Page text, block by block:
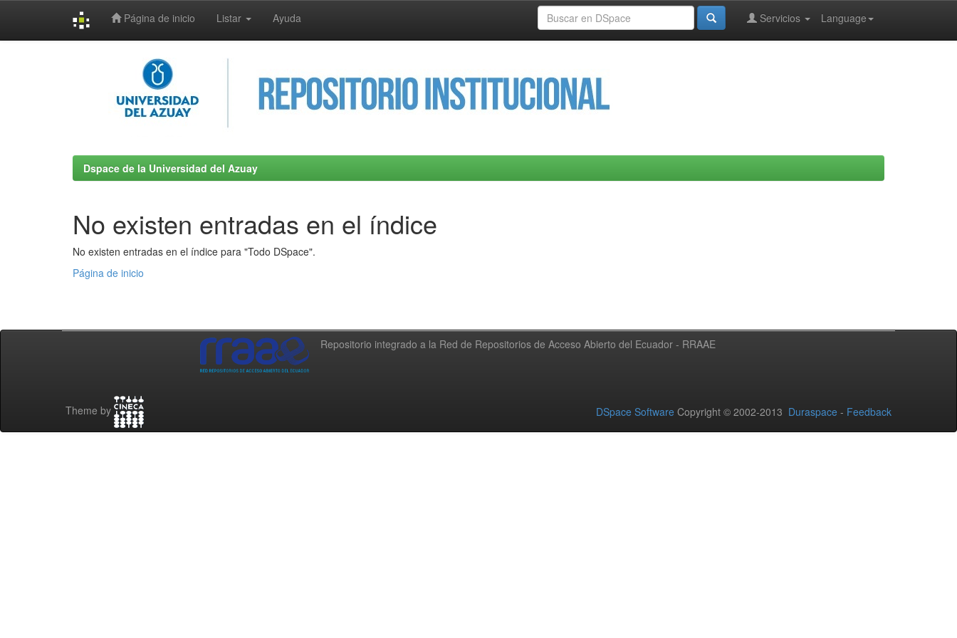
Página de inicio Listar Ayuda Language
Servicios
Dspace de la Universidad del Azuay
No existen entradas en el índice
No existen entradas en el índice para "Todo DSpace".
Página de inicio
Repositorio integrado a la Red de Repositorios de Acceso Abierto del Ecuador - RRAAE
Theme by DSpace Software Copyright © 2002-2013 Duraspace - Feedback